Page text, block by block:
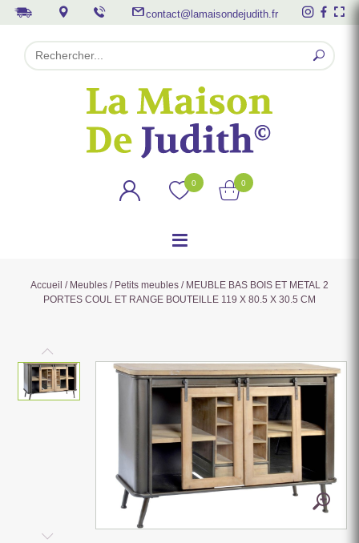
contact@lamaisondejudith.fr
0 0
Accueil / Meubles / Petits meubles / MEUBLE BAS BOIS ET METAL 2
PORTES COUL ET RANGE BOUTEILLE 119 X 80.5 X 30.5 CM